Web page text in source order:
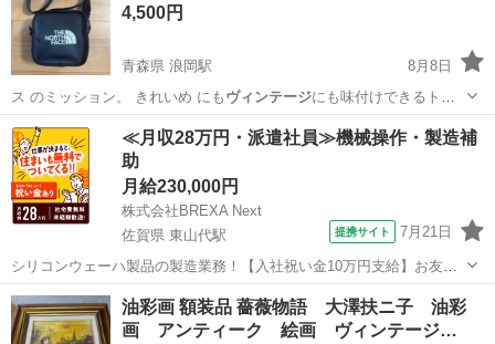
つきがあります。 ただし、通常...
4,500円
青森県 浪岡駅
8月8日
ス のミッション。 きれいめ にも ヴィンテージにも味付けできるトレ
ンドの ショル…
青森 青森市 浪岡駅 バッグ ノースフェイス
≪月収28万円・派遣社員≫機械操作・製造補
助
月給230,000円
株式会社BREXA Next
佐賀県 東山代駅
提携サイト 7月21日
シリコンウェーハ製品の製造業務！【入社祝い金10万円支給】お友達
やカップルとの応募OK◎年間休日129日＆休出なしでプライベート充
実♪業務はクリーンルームで快適作業◎自社正社員登用制度あり★1食
300円～の格安食堂あり！《佐...
佐賀 伊万里市 東山代駅 その他
油彩画 額装品 薔薇物語 大澤扶ニ子 油彩
画 アンティーク 絵画 ヴィンテージ…